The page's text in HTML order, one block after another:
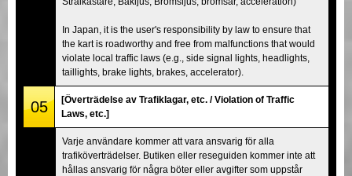
In Japan, it is the user's responsibility by law to ensure that
the kart is roadworthy and free from malfunctions that would
violate local traffic laws (e.g., side signal lights, headlights,
taillights, brake lights, brakes, accelerator).
05
[Överträdelse av Trafiklagar, etc. / Violation of Traffic
Laws, etc.]
Varje användare kommer att vara ansvarig för alla
trafiköverträdelser. Butiken eller reseguiden kommer inte att
hållas ansvarig för några böter eller avgifter som uppstår